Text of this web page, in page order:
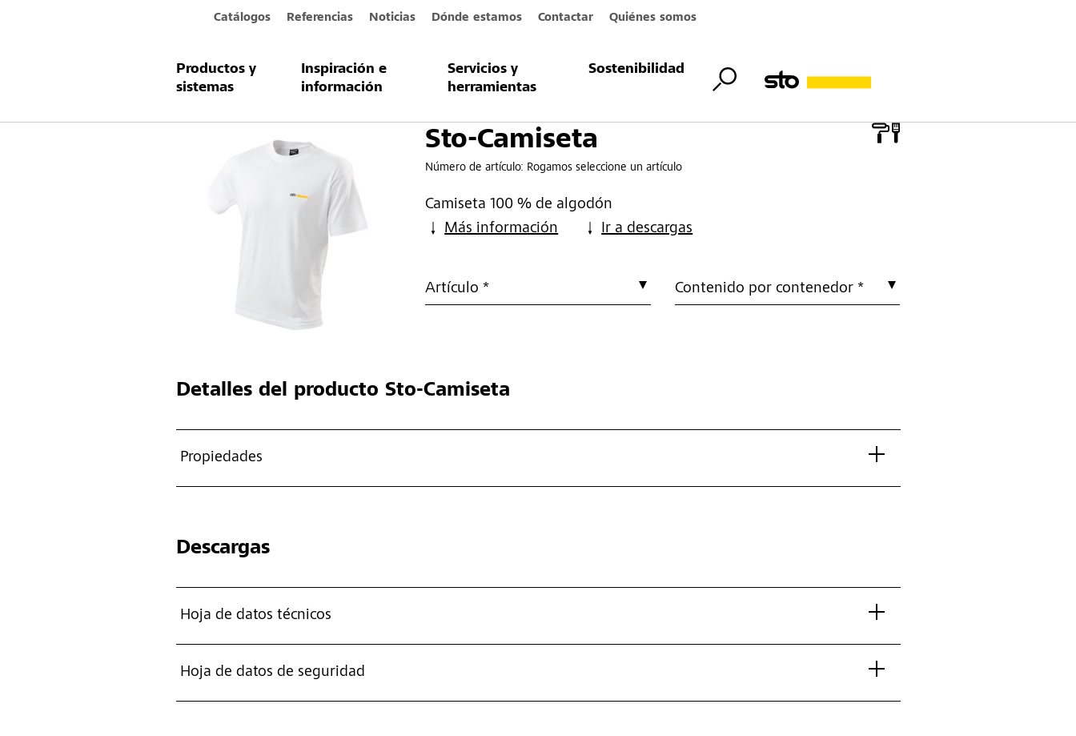
Catálogos Referencias Noticias Dónde estamos Contactar Quiénes somos
Productos y
sistemas
Inspiración e
información
Servicios y
herramientas
Sostenibilidad
Productos y sistemas Sto-Camiseta
Sto-Camiseta
Número de artículo: Rogamos seleccione un artículo
Camiseta 100 % de algodón
Más información
Ir a descargas
Artículo * Contenido por contenedor *
Detalles del producto Sto-Camiseta
Propiedades
Descargas
Hoja de datos técnicos
Hoja de datos de seguridad